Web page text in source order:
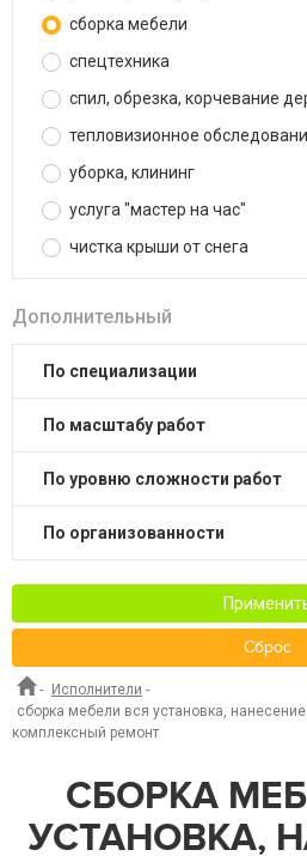
сборка мебели
спецтехника
спил, обрезка, корчевание
тепловизионное
уборка, клининг
услуга "мастер на час"
чистка крыши от снега
Дополнительный
по специализации
по масштабу работ
по уровню сложности работ
по организованности
Сброс
- Исполнители -
сборка мебели вся установка,
комплексный ремонт
СБОРКА
УСТАНОВКА,